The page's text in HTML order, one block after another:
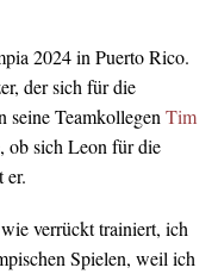
2024 in Puerto Rico.
der sich für die
seine Teamkollegen Tim
ob sich Leon für die
er.
verrückt trainiert, ich
Spielen, weil ich